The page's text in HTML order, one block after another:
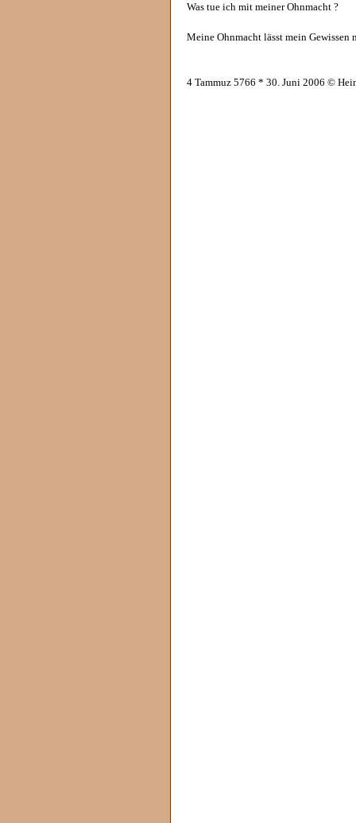
Was tue ich mit meiner Ohnmacht ?
Meine Ohnmacht lässt mein Gewissen
4 Tammuz 5766 * 30. Juni 2006 ©